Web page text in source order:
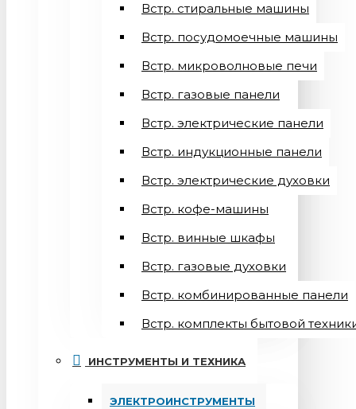
Встр. стиральные машины
Встр. посудомоечные машины
Встр. микроволновые печи
Встр. газовые панели
Встр. электрические панели
Встр. индукционные панели
Встр. электрические духовки
Встр. кофе-машины
Встр. винные шкафы
Встр. газовые духовки
Встр. комбинированные панели
Встр. комплекты бытовой
ИНСТРУМЕНТЫ И ТЕХНИКА
ЭЛЕКТРОИНСТРУМЕНТЫ